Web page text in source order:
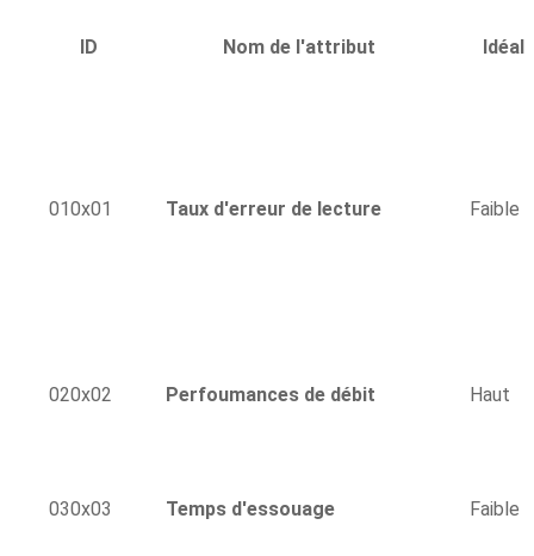
ID Nom de l'attribut Idéal
010x01 Taux d'erreur de lecture Faible
020x02 Perfoumances de débit Haut
030x03 Temps d'essouage Faible